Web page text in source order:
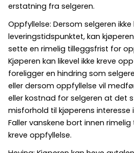
erstatning fra selgeren.
Oppfyllelse: Dersom selgeren
leveringstidspunktet, kan
sette en rimelig tilleggsfrist for
Kjøperen kan likevel ikke kreve
foreligger en hindring som
eller dersom oppfyllelse vil
eller kostnad for selgeren at det
misforhold til kjøperens interesse
Faller vanskene bort innen
kreve oppfyllelse.